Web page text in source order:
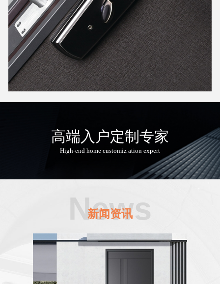
高端入户定制专家
High-end home customiz ation expert
News
新闻资讯